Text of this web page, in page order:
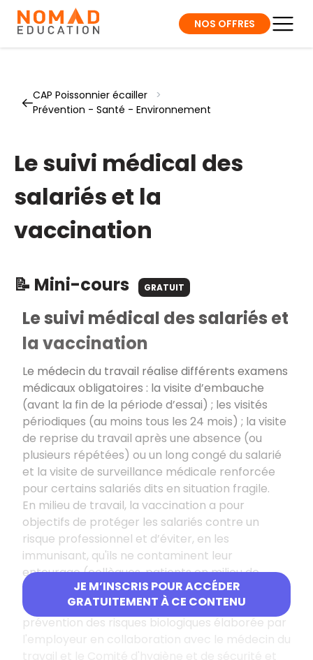
NOS OFFRES
CAP Poissonnier écailler
>
Prévention - Santé - Environnement
Le suivi médical des
salariés et la
vaccination
📝 Mini-cours GRATUIT
JE M’INSCRIS POUR ACCÉDER
GRATUITEMENT À CE CONTENU
Le suivi médical des salariés et
la vaccination
Le médecin du travail réalise différents examens
médicaux obligatoires : la visite d’embauche
(avant la fin de la période d’essai) ; les visités
périodiques (au moins tous les 24 mois) ; la visite
de reprise du travail après une absence (ou
plusieurs répétées) ou un long congé du salarié
et la visite de surveillance médicale renforcée
pour certains salariés dits en situation fragile.
En milieu de travail, la vaccination a pour
objectifs de protéger les salariés contre un
risque professionnel et d’éviter, en les
immunisant, qu'ils ne contaminent leur
entourage (collègues, patients en milieu de
soins...).
Elle s'intègre dans une démarche globale de
prévention des risques biologiques élaborée par
l'employeur en collaboration avec le médecin du